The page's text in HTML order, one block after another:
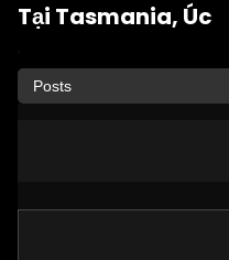
Tại Tasmania, Úc